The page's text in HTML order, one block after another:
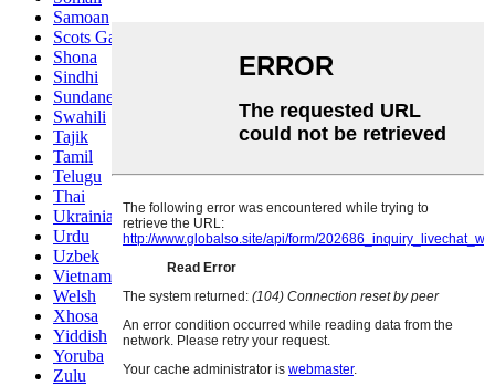
Samoan
Scots Gaelic
Shona
Sindhi
Sundanese
Swahili
Tajik
Tamil
Telugu
Thai
Ukrainian
Urdu
Uzbek
Vietnamese
Welsh
Xhosa
Yiddish
Yoruba
Zulu